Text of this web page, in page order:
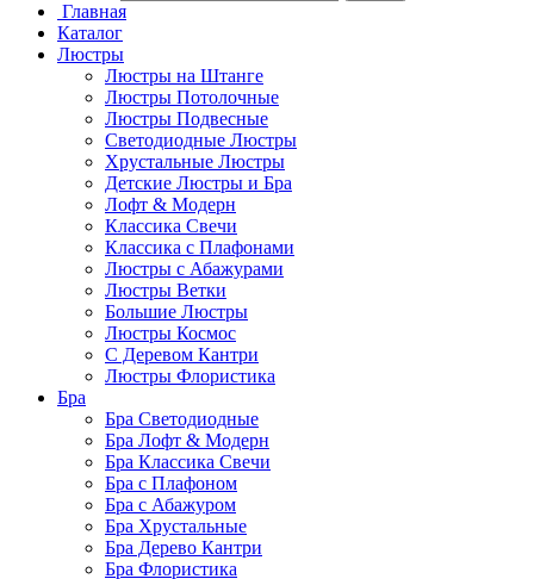
Главная
Каталог
Люстры
Люстры на Штанге
Люстры Потолочные
Люстры Подвесные
Светодиодные Люстры
Хрустальные Люстры
Детские Люстры и Бра
Лофт & Модерн
Классика Свечи
Классика с Плафонами
Люстры с Абажурами
Люстры Ветки
Большие Люстры
Люстры Космос
С Деревом Кантри
Люстры Флористика
Бра
Бра Светодиодные
Бра Лофт & Модерн
Бра Классика Свечи
Бра с Плафоном
Бра с Абажуром
Бра Хрустальные
Бра Дерево Кантри
Бра Флористика